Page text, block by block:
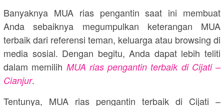
Banyaknya MUA rias pengantin saat ini membuat
Anda sebaiknya megumpulkan keterangan MUA
terbaik dari referensi teman, keluarga atau browsing di
media sosial. Dengan begitu, Anda dapat lebih teliti
dalam memilih MUA rias pengantin terbaik di Cijati –
Cianjur.
Tentunya, MUA rias pengantin terbaik di Cijati –